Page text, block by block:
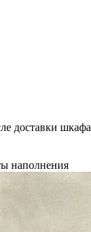
доставки шкафа
наполнения